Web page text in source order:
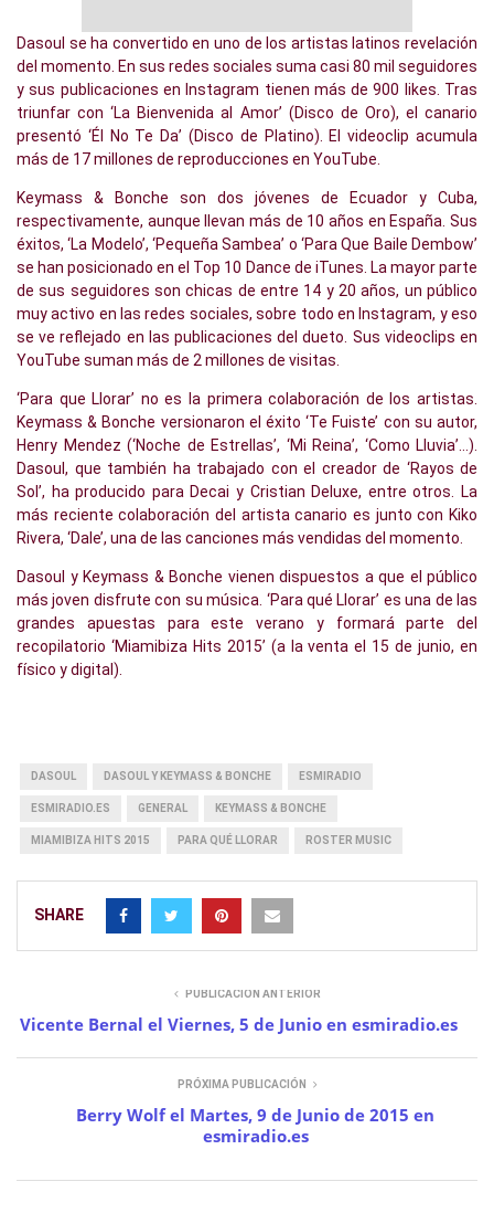
Dasoul se ha convertido en uno de los artistas latinos revelación
del momento. En sus redes sociales suma casi 80 mil seguidores
y sus publicaciones en Instagram tienen más de 900 likes. Tras
triunfar con ‘La Bienvenida al Amor’ (Disco de Oro), el canario
presentó ‘Él No Te Da’ (Disco de Platino). El videoclip acumula
más de 17 millones de reproducciones en YouTube.
Keymass & Bonche son dos jóvenes de Ecuador y Cuba,
respectivamente, aunque llevan más de 10 años en España. Sus
éxitos, ‘La Modelo’, ‘Pequeña Sambea’ o ‘Para Que Baile Dembow’
se han posicionado en el Top 10 Dance de iTunes. La mayor parte
de sus seguidores son chicas de entre 14 y 20 años, un público
muy activo en las redes sociales, sobre todo en Instagram, y eso
se ve reflejado en las publicaciones del dueto. Sus videoclips en
YouTube suman más de 2 millones de visitas.
‘Para que Llorar’ no es la primera colaboración de los artistas.
Keymass & Bonche versionaron el éxito ‘Te Fuiste’ con su autor,
Henry Mendez (‘Noche de Estrellas’, ‘Mi Reina’, ‘Como Lluvia’…).
Dasoul, que también ha trabajado con el creador de ‘Rayos de
Sol’, ha producido para Decai y Cristian Deluxe, entre otros. La
más reciente colaboración del artista canario es junto con Kiko
Rivera, ‘Dale’, una de las canciones más vendidas del momento.
Dasoul y Keymass & Bonche vienen dispuestos a que el público
más joven disfrute con su música. ‘Para qué Llorar’ es una de las
grandes apuestas para este verano y formará parte del
recopilatorio ‘Miamibiza Hits 2015’ (a la venta el 15 de junio, en
físico y digital).
DASOUL DASOUL Y KEYMASS & BONCHE ESMIRADIO
ESMIRADIO.ES GENERAL KEYMASS & BONCHE
MIAMIBIZA HITS 2015 PARA QUÉ LLORAR ROSTER MUSIC
SHARE
PUBLICACIÓN ANTERIOR
Vicente Bernal el Viernes, 5 de Junio en esmiradio.es
PRÓXIMA PUBLICACIÓN
Berry Wolf el Martes, 9 de Junio de 2015 en
esmiradio.es